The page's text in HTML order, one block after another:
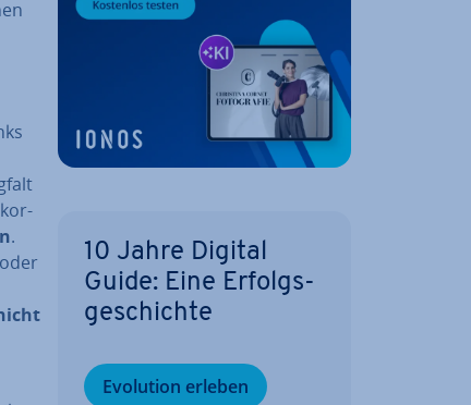
.
oder
10 Jahre Digital
Guide: Eine Er­folgs­
ge­schich­te
Evolution erleben